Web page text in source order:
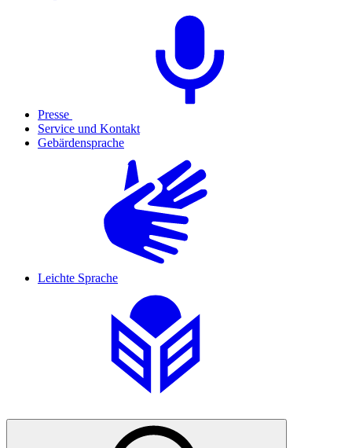
Presse
Service und Kontakt
Gebärdensprache
Leichte Sprache